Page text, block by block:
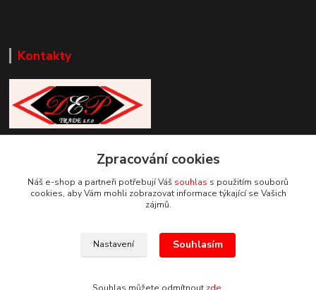
Kontakty
+420 777 085 857
info@deptrade.cz
Zpracování cookies
Náš e-shop a partneři potřebují Váš souhlas s použitím souborů
cookies, aby Vám mohli zobrazovat informace týkající se Vašich
zájmů.
Nastavení Souhlasím